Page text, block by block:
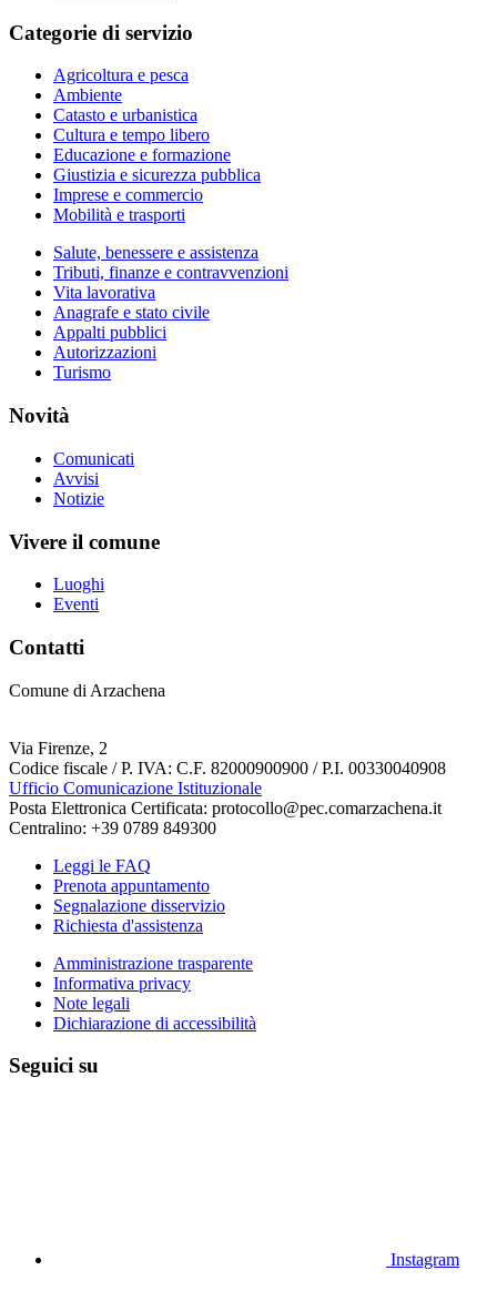
Categorie di servizio
Agricoltura e pesca
Ambiente
Catasto e urbanistica
Cultura e tempo libero
Educazione e formazione
Giustizia e sicurezza pubblica
Imprese e commercio
Mobilità e trasporti
Salute, benessere e assistenza
Tributi, finanze e contravvenzioni
Vita lavorativa
Anagrafe e stato civile
Appalti pubblici
Autorizzazioni
Turismo
Novità
Comunicati
Avvisi
Notizie
Vivere il comune
Luoghi
Eventi
Contatti
Comune di Arzachena
Via Firenze, 2
Codice fiscale / P. IVA: C.F. 82000900900 / P.I. 00330040908
Ufficio Comunicazione Istituzionale
Posta Elettronica Certificata: protocollo@pec.comarzachena.it
Centralino: +39 0789 849300
Leggi le FAQ
Prenota appuntamento
Segnalazione disservizio
Richiesta d'assistenza
Amministrazione trasparente
Informativa privacy
Note legali
Dichiarazione di accessibilità
Seguici su
Instagram